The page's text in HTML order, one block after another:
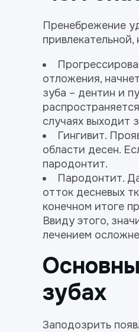
Пренебрежение
отложения,
зуба – дентин и
случаях выходит
Гингивит.
области десен.
пародонтит.
Пародонтит.
отток десневых
конечном итоге
Ввиду этого,
лечением
зубах
Заподозрить